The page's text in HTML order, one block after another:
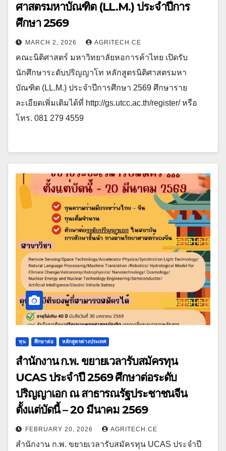
ศาสตรมหาบัณฑิต (LL.M.) ประจำปีการ
ศึกษา 2569
MARCH 2, 2026 AGRITECH.CE
คณะนิติศาสตร์ มหาวิทยาลัยหอการค้าไทย เปิดรับ
นักศึกษาระดับปริญญาโท หลักสูตรนิติศาสตรมหา
บัณฑิต (LL.M.) ประจำปีการศึกษา 2569 ศึกษาราย
ละเอียดเพิ่มเติมได้ที่ http://gs.utcc.ac.th/register/ หรือ
โทร. 081 279 4559
ทุน ศึกษาต่อ หลักสูตรต่างประเทศ
สำนักงาน ก.พ. ขยายเวลารับสมัครทุน
UCAS ประจำปี 2569 ศึกษาต่อระดับ
ปริญญาเอก ณ สาธารณรัฐประชาชนจีน
ตั้งแต่บัดนี้ – 20 มีนาคม 2569
FEBRUARY 20, 2026 AGRITECH.CE
สำนักงาน ก.พ. ขยายเวลารับสมัครทุน UCAS ประจำปี